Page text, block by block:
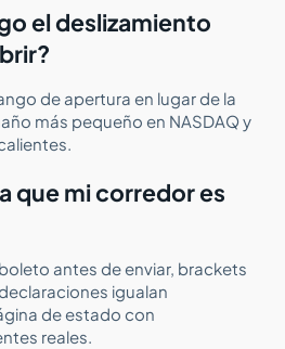
el deslizamiento
de apertura en lugar de la
más pequeño en NASDAQ y
que mi corredor es
antes de enviar, brackets
igualan
de estado con
reales.